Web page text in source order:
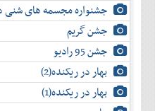
جشنواره مجسمه های شنی
جشن گریم
جشن 95 رادیو
بهار در ریکنده(2)
بهار در ریکنده(1)